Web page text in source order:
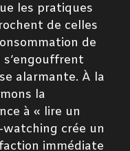
les pratiques
de celles
de
alarmante. À la
la
à « lire un
crée un
immédiate